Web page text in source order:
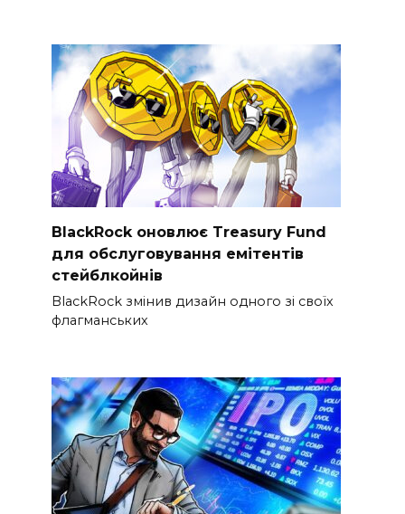
BlackRock оновлює Treasury Fund
для обслуговування емітентів
стейблкойнів
BlackRock змінив дизайн одного зі своїх
флагманських